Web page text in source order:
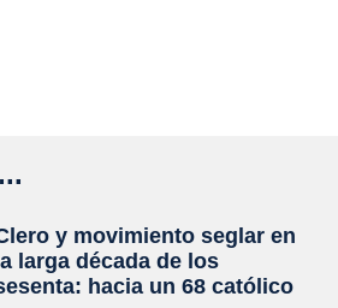
y movimiento seglar en
larga década de los
hacia un 68 católico